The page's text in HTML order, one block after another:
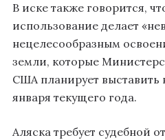
В иске также говорится,
использование делает
нецелесообразным
земли, которые
США планирует выставить
января текущего года.
Аляска требует судебной